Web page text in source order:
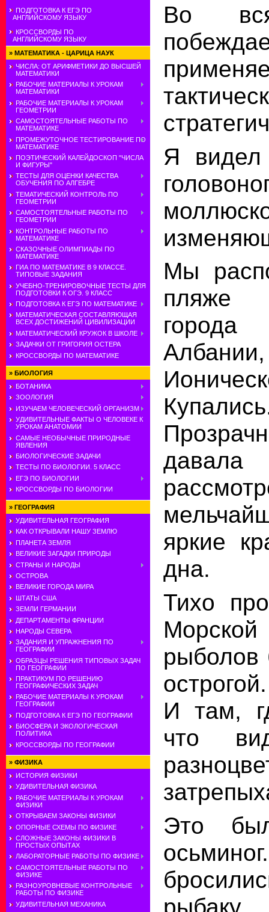
ПОДГОТОВКА К ЕГЭ ПО
АНГЛИЙСКОМУ ЯЗЫКУ
КРОССВОРДЫ ПО
АНГЛИЙСКОМУ ЯЗЫКУ
» МАТЕМАТИКА - ЦАРИЦА НАУК
ЧИСЛА: ОТ АРИФМЕТИКИ ДО ВЫСШЕЙ
МАТЕМАТИКИ
РАБОЧИЕ МАТЕРИАЛЫ К УРОКАМ
МАТЕМАТИКИ
РАБОЧИЕ МАТЕРИАЛЫ К УРОКАМ
ГЕОМЕТРИИ
САМОСТОЯТЕЛЬНЫЕ РАБОТЫ ПО
МАТЕМАТИКЕ
ПРОМЕЖУТОЧНОЕ ТЕСТИРОВАНИЕ ПО
МАТЕМАТИКЕ
ПОЭТИЧЕСКИЙ КАЛЕЙДОСКОП "ЧИСЛА
И ФИГУРЫ"
ТЕСТЫ ДЛЯ ОЦЕНКИ КАЧЕСТВА
ОБУЧЕНИЯ ПО АЛГЕБРЕ
ТЕМАТИЧЕСКИЙ КОНТРОЛЬ ПО
ГЕОМЕТРИИ
САМОСТОЯТЕЛЬНЫЕ РАБОТЫ ПО
ГЕОМЕТРИИ
КОНТРОЛЬНЫЕ РАБОТЫ ПО
МАТЕМАТИКЕ
СКАЗОЧНЫЕ ОЛИМПИАДЫ ПО
МАТЕМАТИКЕ
ГИА ПО МАТЕМАТИКЕ В 9 КЛАССЕ.
ТИПОВЫЕ ЗАДАНИЯ
УЧЕБНО-ТРЕНИРОВОЧНЫЕ ТЕСТЫ ДЛЯ
ПОДГОТОВКИ К ОГЭ. 9 КЛАСС
ПОДГОТОВКА К ЕГЭ ПО МАТЕМАТИКЕ
МАТЕМАТИЧЕСКАЯ СОСТАВЛЯЮЩАЯ
ВСЕХ ДОСТИЖЕНИЙ ЦИВИЛИЗАЦИИ
МАТЕМАТИЧЕСКИЙ КРУЖОК В ШКОЛЕ
ЗАДАЧКИ ОТ ГРИГОРИЯ ОСТЕРА
КРОССВОРДЫ ПО МАТЕМАТИКЕ
» БИОЛОГИЯ
БОТАНИКА
ЗООЛОГИЯ
ИЗУЧАЕМ ЧЕЛОВЕЧЕСКИЙ ОРГАНИЗМ
УДИВИТЕЛЬНЫЕ ФАКТЫ О ЧЕЛОВЕКЕ К
УРОКАМ АНАТОМИИ
САМЫЕ НЕОБЫЧНЫЕ ПРИРОДНЫЕ
ЯВЛЕНИЯ
БИОЛОГИЧЕСКИЕ ЗАДАЧИ
ТЕСТЫ ПО БИОЛОГИИ. 5 КЛАСС
ЕГЭ ПО БИОЛОГИИ
КРОССВОРДЫ ПО БИОЛОГИИ
» ГЕОГРАФИЯ
УДИВИТЕЛЬНАЯ ГЕОГРАФИЯ
КАК ОТКРЫВАЛИ НАШУ ЗЕМЛЮ
ПЛАНЕТА ЗЕМЛЯ
ВЕЛИКИЕ ЗАГАДКИ ПРИРОДЫ
СТРАНЫ И НАРОДЫ
ОСТРОВА
ВЕЛИКИЕ ГОРОДА МИРА
ШТАТЫ США
ЗЕМЛИ ГЕРМАНИИ
ДЕПАРТАМЕНТЫ ФРАНЦИИ
НАРОДЫ СЕВЕРА
ЗАДАНИЯ И УПРАЖНЕНИЯ ПО
ГЕОГРАФИИ
ОБРАЗЦЫ РЕШЕНИЯ ТИПОВЫХ ЗАДАЧ
ПО ГЕОГРАФИИ
ПРАКТИКУМ ПО РЕШЕНИЮ
ГЕОГРАФИЧЕСКИХ ЗАДАЧ
РАБОЧИЕ МАТЕРИАЛЫ К УРОКАМ
ГЕОГРАФИИ
ПОДГОТОВКА К ЕГЭ ПО ГЕОГРАФИИ
БИОСФЕРА И ЭКОЛОГИЧЕСКАЯ
ПОЛИТИКА
КРОССВОРДЫ ПО ГЕОГРАФИИ
» ФИЗИКА
ИСТОРИЯ ФИЗИКИ
УДИВИТЕЛЬНАЯ ФИЗИКА
РАБОЧИЕ МАТЕРИАЛЫ К УРОКАМ
ФИЗИКИ
ОТКРЫВАЕМ ЗАКОНЫ ФИЗИКИ
ОПОРНЫЕ СХЕМЫ ПО ФИЗИКЕ
СЛОЖНЫЕ ЗАКОНЫ ФИЗИКИ В
ПРОСТЫХ ОПЫТАХ
ЛАБОРАТОРНЫЕ РАБОТЫ ПО ФИЗИКЕ
САМОСТОЯТЕЛЬНЫЕ РАБОТЫ ПО
ФИЗИКЕ
РАЗНОУРОВНЕВЫЕ КОНТРОЛЬНЫЕ
РАБОТЫ ПО ФИЗИКЕ
УДИВИТЕЛЬНАЯ МЕХАНИКА
Во
Я видел
Мы
пляже
давала
яркие
дна.
Тихо
рыболов
И там,
что
Это